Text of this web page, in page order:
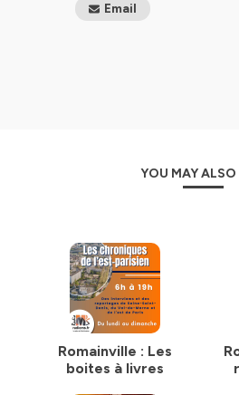
Email
YOU MAY ALSO
Romainville : Les
boites à livres